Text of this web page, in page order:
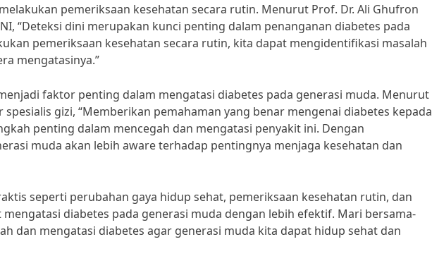
pemeriksaan kesehatan secara rutin. Menurut Prof. Dr. Ali Ghufron
“Deteksi dini merupakan kunci penting dalam penanganan diabetes pada
pemeriksaan kesehatan secara rutin, kita dapat mengidentifikasi masalah
mengatasinya.”
faktor penting dalam mengatasi diabetes pada generasi muda. Menurut
spesialis gizi, “Memberikan pemahaman yang benar mengenai diabetes kepada
penting dalam mencegah dan mengatasi penyakit ini. Dengan
muda akan lebih aware terhadap pentingnya menjaga kesehatan dan
seperti perubahan gaya hidup sehat, pemeriksaan kesehatan rutin, dan
mengatasi diabetes pada generasi muda dengan lebih efektif. Mari bersama-
dan mengatasi diabetes agar generasi muda kita dapat hidup sehat dan